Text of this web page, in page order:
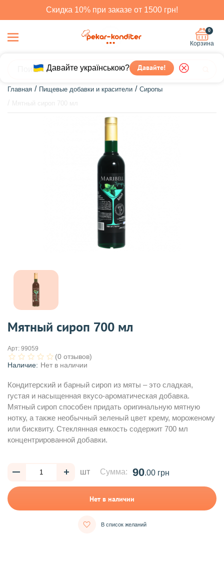
Скидка 10% при заказе от 1500 грн!
Давайте українською? Давайте!
0
Корзина
Главная Пищевые добавки и красители
Сиропы
Мятный сироп 700 мл
Арт: 99059
(0 отзывов)
Наличие: Нет в наличии
Кондитерский и барный сироп из мяты – это сладкая,
густая и насыщенная вкусо-ароматическая добавка.
Мятный сироп способен придать оригинальную мятную
нотку, а также необычный зеленый цвет крему, мороженому
или бисквиту. Стеклянная емкость содержит 700 мл
концентрированной добавки.
шт Сумма: 90.00 грн
Нет в наличии
В список желаний